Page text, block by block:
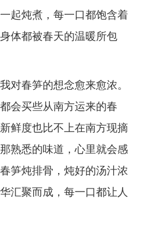
起炖煮，每一口都饱含着
体都被春天的温暖所包
对春笋的想念愈来愈浓。
会买些从南方运来的春
鲜度也比不上在南方现摘
熟悉的味道，心里就会感
笋炖排骨，炖好的汤汁浓
汇聚而成，每一口都让人